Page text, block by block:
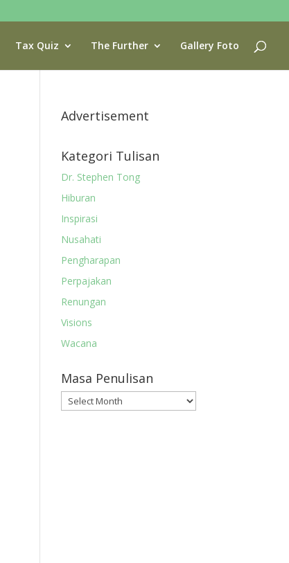
Tax Quiz The Further Gallery Foto
Advertisement
Kategori Tulisan
Dr. Stephen Tong
Hiburan
Inspirasi
Nusahati
Pengharapan
Perpajakan
Renungan
Visions
Wacana
Masa Penulisan
Masa
Penulisan